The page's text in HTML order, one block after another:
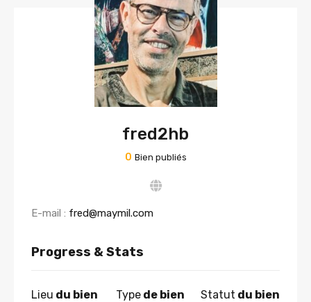
fred2hb
0 Bien publiés
E-mail : fred@maymil.com
Progress & Stats
Lieu du bien Type de bien Statut du bien